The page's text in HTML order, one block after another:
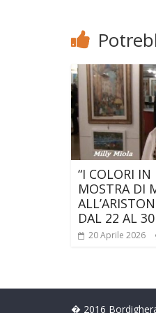
“I COLORI IN
MOSTRA DI
DAL 22 AL
20 Aprile 2026
� 2016